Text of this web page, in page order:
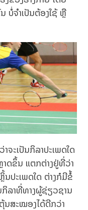
ບໍ່ຈໍາເປັນຕ້ອງໃຊ້ ຫຼື
ຈະເປັນກິລາປະເພດໃດ
າດຂຶ້ນ ແຕກຕ່າງຢູ່ທີ່ວ່າ
ນປະເພດໃດ ຕ່າງກໍມີຂໍ້
ລາທີ່ທາງຜູ້ຊ່ຽວຊານ
ນສະໝອງໄດ້ດີກວ່າ